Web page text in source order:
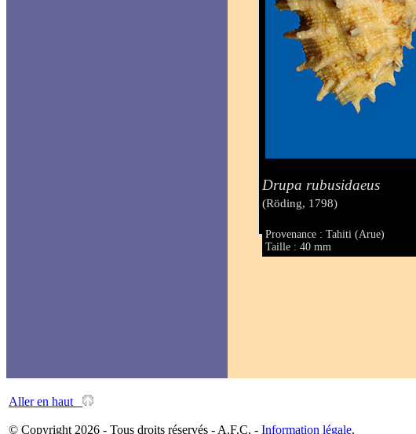
Drupa rubusidaeus
(Röding, 1798)
Provenance : Tahiti (Arue)
Taille : 40 mm
Aller en haut
© Copyright 2026 - Tous droits réservés - A.F.C. - Information légale.